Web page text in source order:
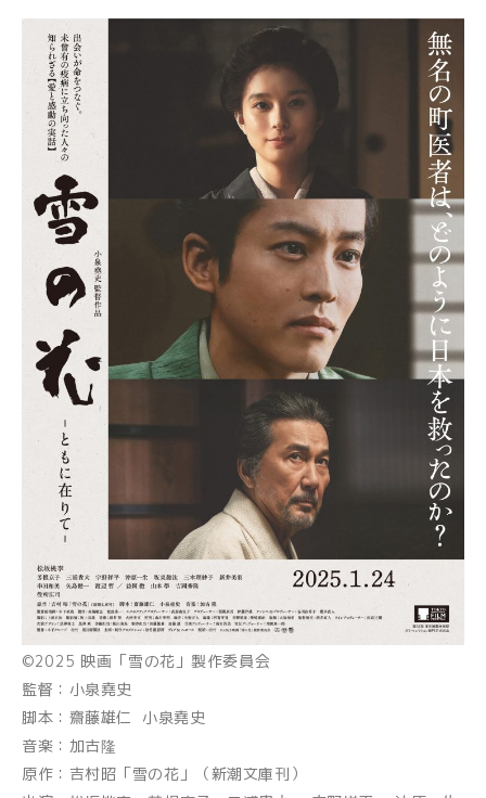
©2025 映画「雪の花」製作委員会
監督：小泉堯史
脚本：齋藤雄仁 小泉堯史
音楽：加古隆
原作：吉村昭「雪の花」（新潮文庫刊）